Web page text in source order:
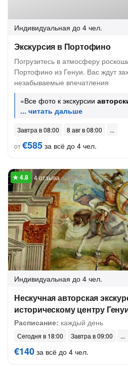
Индивидуальная до 4 чел.
Экскурсия в Портофино
Погрузитесь в атмосферу
Портофино из Генуи. Вас ждут
незабываемые впечатления
«Все фото к экскурсии
Завтра в 08:00
8 авг в 08:00
от€585 за всё до 4 чел.
4 отзыва
Индивидуальная до 4 чел.
Нескучная авторская
историческому центру
Расписание: каждый день
Сегодня в 18:00 Завтра в 09:00
€140 за всё до 4 чел.